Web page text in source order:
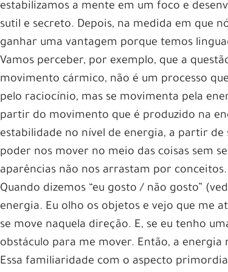
estabilizamos a mente em um foco e
sutil e secreto. Depois, na medida em que
ganhar uma vantagem porque temos
Vamos perceber, por exemplo, que a
movimento cármico, não é um processo
pelo raciocínio, mas se movimenta pela
partir do movimento que é produzido na
estabilidade no nível de energia, a partir
poder nos mover no meio das coisas sem
aparências não nos arrastam por
Quando dizemos “eu gosto / não gosto”
energia. Eu olho os objetos e vejo que me
se move naquela direção. E, se eu tenho
obstáculo para me mover. Então, a
Essa familiaridade com o aspecto